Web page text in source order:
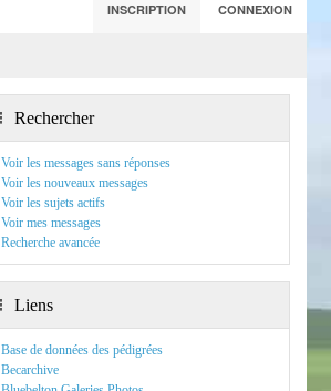
INSCRIPTION CONNEXION
Rechercher
Voir les messages sans réponses
Voir les nouveaux messages
Voir les sujets actifs
Voir mes messages
Recherche avancée
Liens
Base de données des pédigrées
Becarchive